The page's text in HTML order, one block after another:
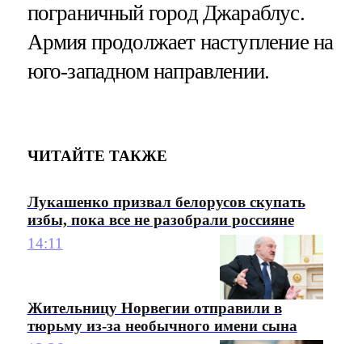
пограничный город Джараблус.
Армия продолжает наступление на
юго-западном направлении.
ЧИТАЙТЕ ТАКЖЕ
Лукашенко призвал белорусов скупать
избы, пока все не разобрали россияне
14:11
Жительницу Норвегии отправили в
тюрьму из-за необычного имени сына